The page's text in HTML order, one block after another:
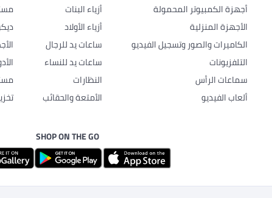
أجهزة الكمبيوتر المحمولة
الأجهزة المنزلية
الكاميرات والصور وتسجيل الفيديو
التلفزيونات
سماعات الرأس
ألعاب الفيديو
أزياء البنات
أزياء الأولاد
ساعات يد للرجال
ساعات يد للنساء
النظارات
الأمتعة والحقائب
SHOP ON THE GO